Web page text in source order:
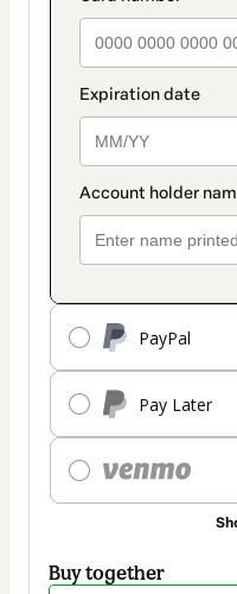
PayPal
Pay Later
Buy together